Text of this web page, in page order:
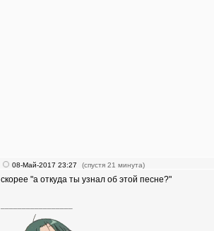
08-Май-2017 23:27 (спустя 21 минута)
скорее "а откуда ты узнал об этой песне?"